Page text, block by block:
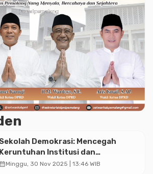
Sekolah Demokrasi: Mencegah
Keruntuhan Institusi dan
Membangun Kembali Demokrasi
calendar_monthMinggu, 30 Nov 2025 | 13:46 WIB